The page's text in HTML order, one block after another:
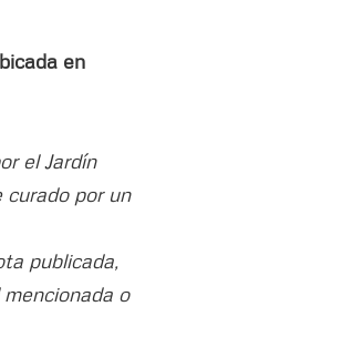
en
el Jardín
curado por un
publicada,
o